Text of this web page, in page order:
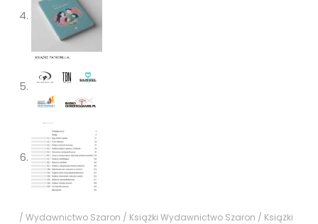
/ Wydawnictwo Szaron / Książki Wydawnictwo Szaron / Książki